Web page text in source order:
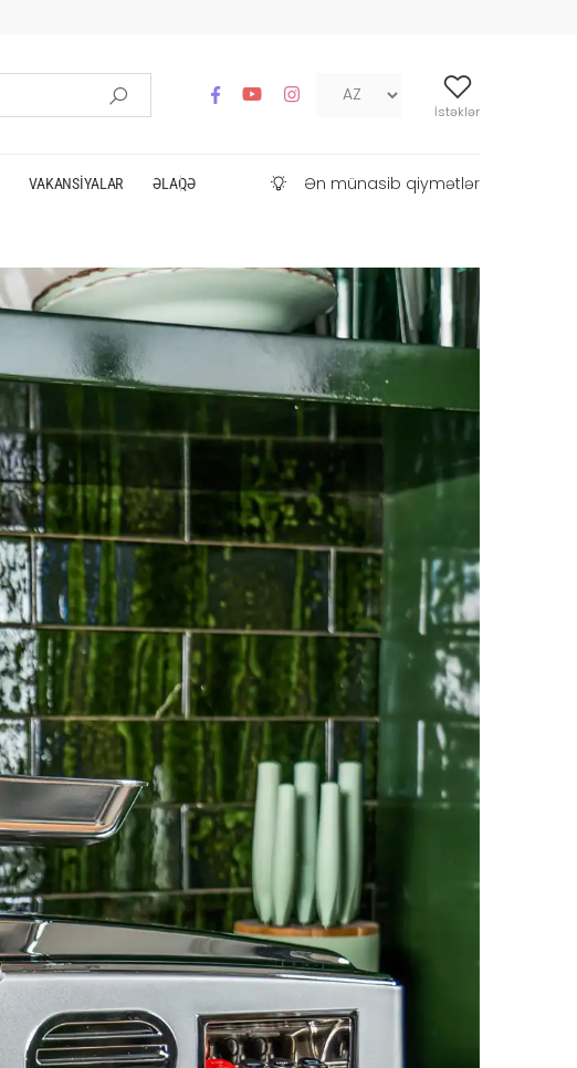
İstəklər
VAKANSIYALAR ƏLAQƏ Ən münasib qiymətlər